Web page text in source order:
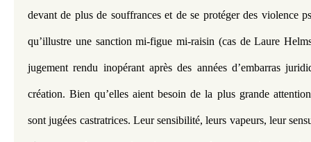
devant de plus de souffrances et de se protéger des violence
qu’illustre une sanction mi-figue mi-raisin (cas de Laure
jugement rendu inopérant après des années d’embarras
création. Bien qu’elles aient besoin de la plus grande
sont jugées castratrices. Leur sensibilité, leurs vapeurs, leur